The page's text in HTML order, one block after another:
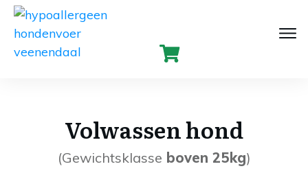
Volwassen hond
(Gewichtsklasse boven 25kg)